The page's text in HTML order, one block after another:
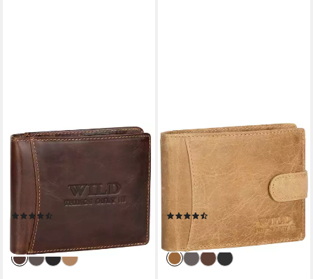
WILD THINGS ONLY !!!
Geldbörse RFID echt Leder
Portemonnaie Geldbörse
Geldbeutel Herren
Querformat, RFID Schutz
19,95 €
lieferbar - in 3-4 Werktagen bei dir
WILD THINGS ONLY !!!
Geldbörse RFID echt Leder
Portemonnaie Geldbörse
Riegelbörsel Herren
Querformat, RFID Schutz
(44)
19,95 €
lieferbar - in 3-4 Werktagen bei dir